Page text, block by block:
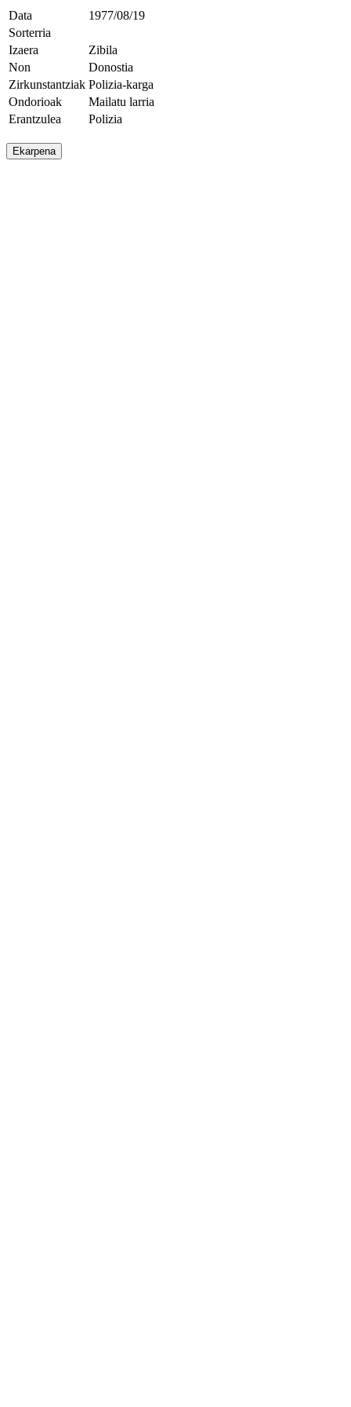
Data
1977/08/19
Sorterria
Izaera
Zibila
Non
Donostia
Zirkunstantziak Polizia-karga
Ondorioak
Mailatu larria
Erantzulea
Polizia